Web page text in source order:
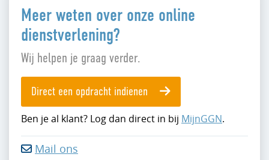
Meer weten over onze online
dienstverlening?
Wij helpen je graag verder.
Direct een opdracht indienen
Ben je al klant? Log dan direct in bij MijnGGN.
 Mail ons